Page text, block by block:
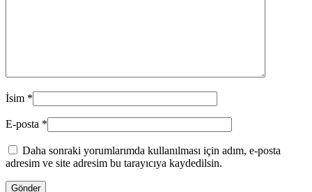
İsim *
E-posta *
Daha sonraki yorumlarımda kullanılması için adım, e-posta
adresim ve site adresim bu tarayıcıya kaydedilsin.